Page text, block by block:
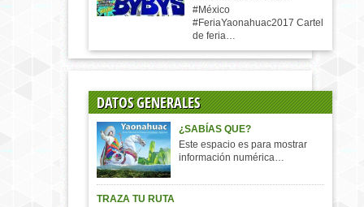
#México
#FeriaYaonahuac2017 Cartel
de feria…
DATOS GENERALES
¿SABÍAS QUE?
Este espacio es para mostrar
información numérica…
TRAZA TU RUTA